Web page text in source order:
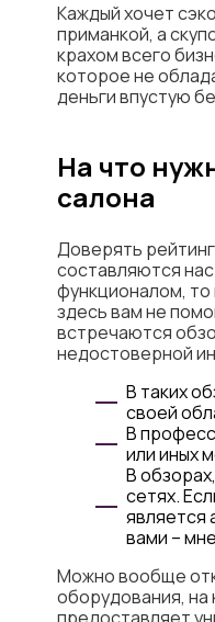
Каждый хочет
приманкой, а
крахом всего
которое не
деньги впустую
На что
салона
Доверять
составляются
функционалом,
здесь вам не
встречаются
недостоверной
В таких
своей
В
или иных
В
сетях.
является
вами ­­–
Можно вообще
оборудования,